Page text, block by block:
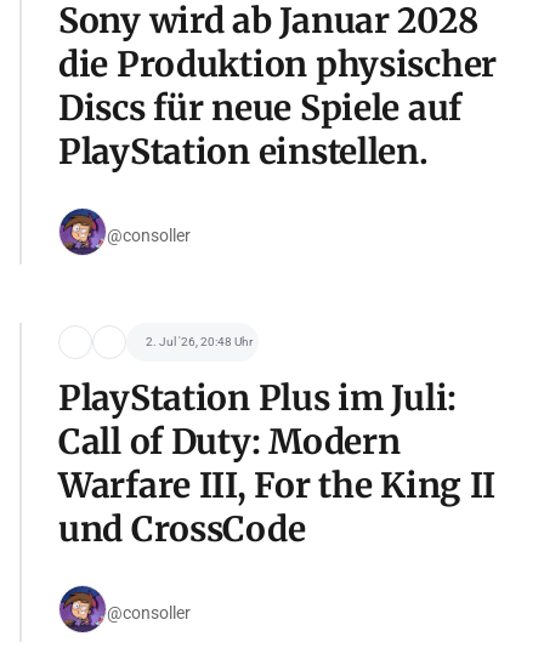
Sony wird ab Januar 2028
die Produktion physischer
Discs für neue Spiele auf
PlayStation einstellen.
@consoller
2. Jul '26, 20:48 Uhr
PlayStation Plus im Juli:
Call of Duty: Modern
Warfare III, For the King II
und CrossCode
@consoller